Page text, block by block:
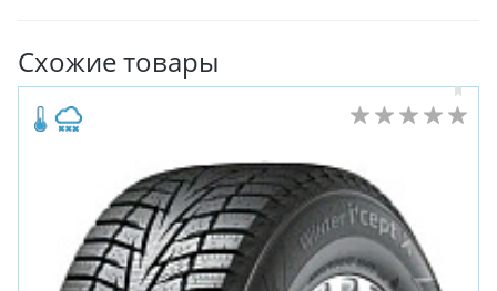
Схожие товары